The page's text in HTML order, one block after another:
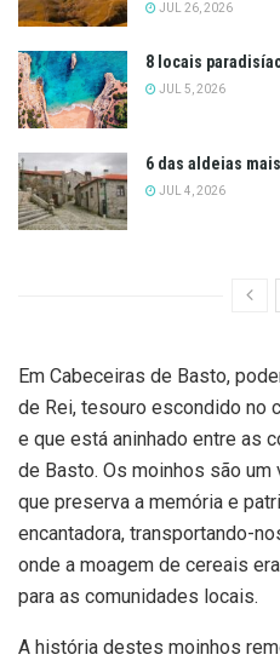
JUL 26, 2026
8 locais
JUL 5, 2026
6 das aldeias
JUL 4, 2026
Em Cabeceiras de Basto,
de Rei, tesouro escondido no
e que está aninhado entre as
de Basto. Os moinhos são
que preserva a memória e
encantadora, transportando-
onde a moagem de cereais
para as comunidades locais.
A história destes moinhos